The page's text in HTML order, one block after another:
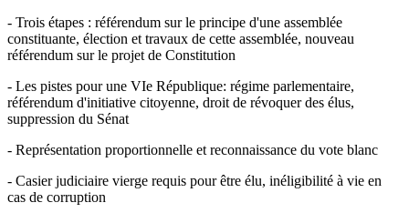
- Trois étapes : référendum sur le principe d'une assemblée
constituante, élection et travaux de cette assemblée, nouveau
référendum sur le projet de Constitution
- Les pistes pour une VIe République: régime parlementaire,
référendum d'initiative citoyenne, droit de révoquer des élus,
suppression du Sénat
- Représentation proportionnelle et reconnaissance du vote blanc
- Casier judiciaire vierge requis pour être élu, inéligibilité à vie en
cas de corruption